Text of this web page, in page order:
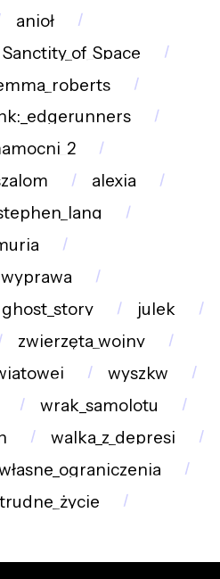
anioł
Sanctity_of_Space
alexia
wyprawa
ghost_story
julek
zwierzęta_wojny
wyszkw
wrak_samolotu
walka_z_depresj
trudne_życie